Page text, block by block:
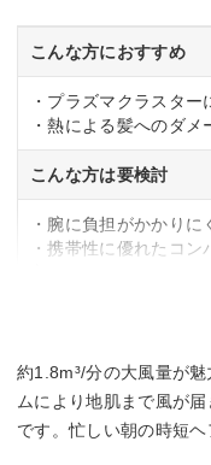
こんな方におすすめ
・プラズマクラスタ
・熱による髪へのダ
こんな方は要検討
・腕に負担がかかり
・携帯性に優れたコ
約1.8m³/分の大風量が
ムにより地肌まで風が
です。忙しい朝の時短ヘ